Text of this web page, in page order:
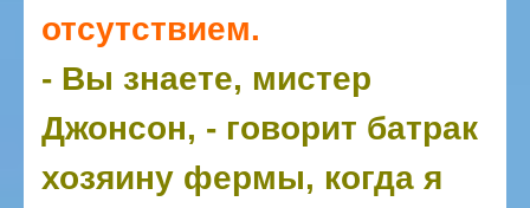
отсутствием.
- Вы знаете, мистер
Джонсон, - говорит батрак
хозяину фермы, когда я